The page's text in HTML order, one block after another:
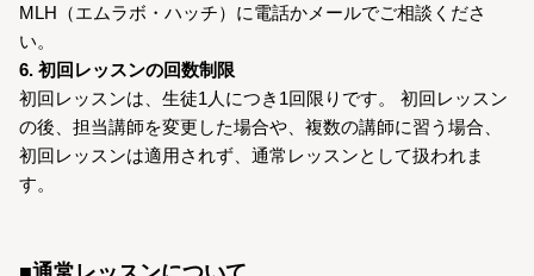
MLH（エムラボ・ハッチ）に電話かメールでご相談くださ
い。
6. 初回レッスンの回数制限
初回レッスンは、生徒1人につき1回限りです。 初回レッスン
の後、担当講師を変更した場合や、複数の講師に習う場合、
初回レッスンは適用されず、通常レッスンとして扱われま
す。